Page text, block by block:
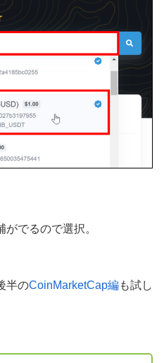
がでるので選択。
半のCoinMarketCap編も試し